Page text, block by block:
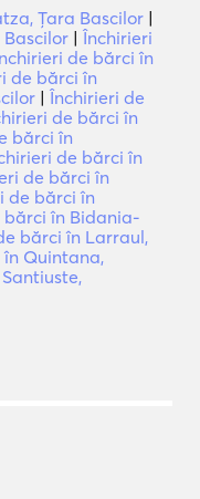
Ţara Bascilor |
| Închirieri
de bărci în
de bărci în
| Închirieri de
de bărci în
bărci în
de bărci în
de bărci în
de bărci în
bărci în Bidania-
bărci în Larraul,
Quintana,